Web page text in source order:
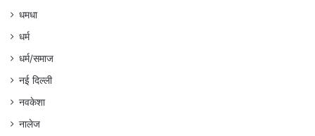
धमधा
धर्म
धर्म/समाज
नई दिल्ली
नवकेशा
नालेज